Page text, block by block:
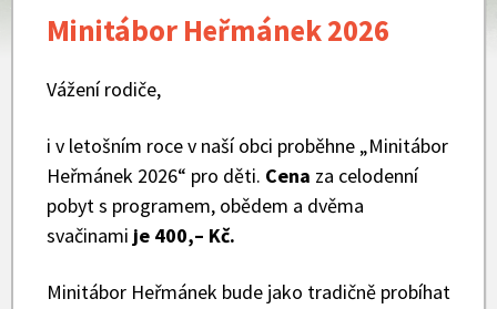
Minitábor Heřmánek 2026
Vážení rodiče,
i v letošním roce v naší obci proběhne „Minitábor
Heřmánek 2026“ pro děti. Cena za celodenní
pobyt s programem, obědem a dvěma
svačinami je 400,– Kč.
Minitábor Heřmánek bude jako tradičně probíhat